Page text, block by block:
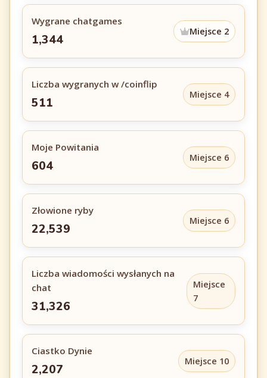
Wygrane chatgames
1,344
Miejsce 2
Liczba wygranych w /coinflip
511
Miejsce 4
Moje Powitania
604
Miejsce 6
Złowione ryby
22,539
Miejsce 6
Liczba wiadomości wysłanych na
chat
31,326
Miejsce
7
Ciastko Dynie
2,207
Miejsce 10